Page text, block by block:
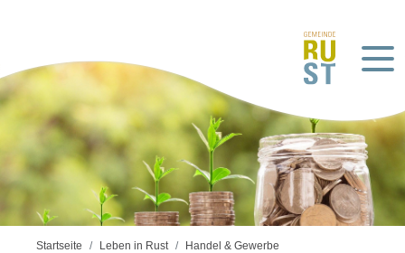
Startseite Leben in Rust
Handel & Gewerbe